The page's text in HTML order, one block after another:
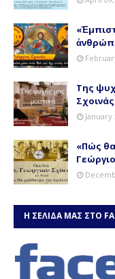
Της
Σχοινάς
January
«Πώς
Η ΣΕΛΙΔΑ ΜΑΣ ΣΤΟ